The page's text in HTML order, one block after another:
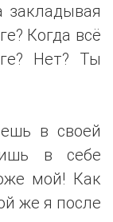
закладывая
Когда всё
Нет? Ты
в своей
в себе
мой! Как
же я после